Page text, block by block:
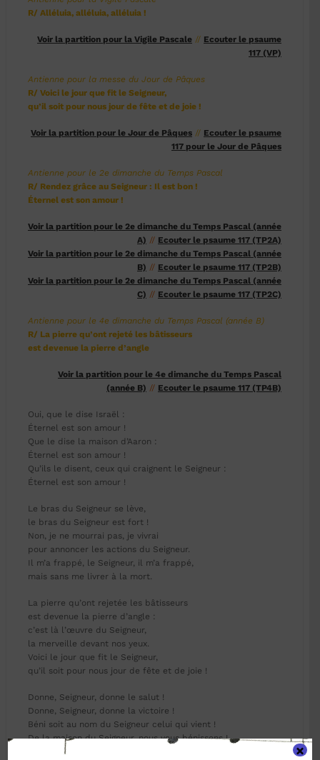
R/ Alléluia, alléluia, alléluia !
Voir la partition pour la Vigile Pascale // Ecouter le psaume
117 (VP)
Antienne pour la messe du Jour de Pâques
R/ Voici le jour que fit le Seigneur,
qu’il soit pour nous jour de fête et de joie !
Voir la partition pour le Jour de Pâques // Ecouter le psaume
117 pour le Jour de Pâques
Antienne pour le 2e dimanche du Temps Pascal
R/ Rendez grâce au Seigneur : Il est bon !
Éternel est son amour !
Voir la partition pour le 2e dimanche du Temps Pascal (année
A) // Ecouter le psaume 117 (TP2A)
Voir la partition pour le 2e dimanche du Temps Pascal (année
B) // Ecouter le psaume 117 (TP2B)
Voir la partition pour le 2e dimanche du Temps Pascal (année
C) // Ecouter le psaume 117 (TP2C)
Antienne pour le 4e dimanche du Temps Pascal (année B)
R/ La pierre qu’ont rejeté les bâtisseurs
est devenue la pierre d’angle
Voir la partition pour le 4e dimanche du Temps Pascal
(année B) // Ecouter le psaume 117 (TP4B)
Oui, que le dise Israël :
Éternel est son amour !
Que le dise la maison d’Aaron :
Éternel est son amour !
Qu’ils le disent, ceux qui craignent le Seigneur :
Éternel est son amour !
Le bras du Seigneur se lève,
le bras du Seigneur est fort !
Non, je ne mourrai pas, je vivrai
pour annoncer les actions du Seigneur.
Il m’a frappé, le Seigneur, il m’a frappé,
mais sans me livrer à la mort.
La pierre qu’ont rejetée les bâtisseurs
est devenue la pierre d’angle :
c’est là l’œuvre du Seigneur,
la merveille devant nos yeux.
Voici le jour que fit le Seigneur,
qu’il soit pour nous jour de fête et de joie !
Donne, Seigneur, donne le salut !
Donne, Seigneur, donne la victoire !
Béni soit au nom du Seigneur celui qui vient !
De la maison du Seigneur, nous vous bénissons !
Dieu, le Seigneur, nous illumine.
×